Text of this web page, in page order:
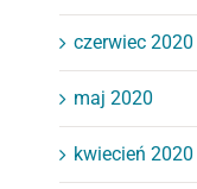
czerwiec 2020
maj 2020
kwiecień 2020